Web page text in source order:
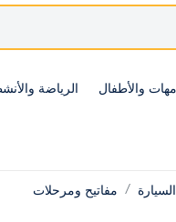
والأطفال الرياضة
مفاتيح ومرحلات